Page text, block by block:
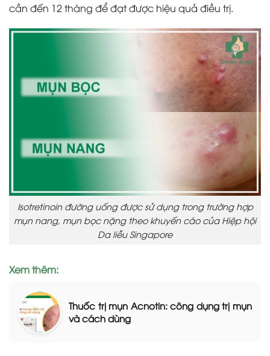
cần đến 12 tháng để đạt được hiệu quả điều trị.
Isotretinoin đường uống được sử dụng trong trường hợp
mụn nang, mụn bọc nặng theo khuyến cáo của Hiệp hội
Da liễu Singapore
Xem thêm:
Thuốc trị mụn Acnotin: công dụng trị mụn
và cách dùng